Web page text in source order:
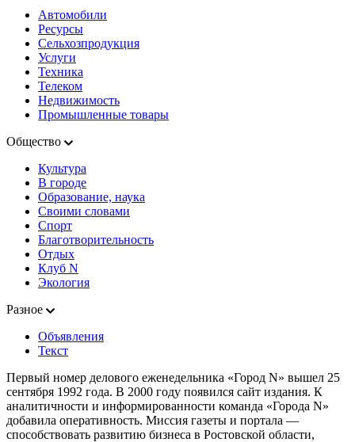
Автомобили
Ресурсы
Сельхозпродукция
Услуги
Техника
Телеком
Недвижимость
Промышленные товары
Общество
Культура
В городе
Образование, наука
Своими словами
Спорт
Благотворительность
Отдых
Клуб N
Экология
Разное
Объявления
Текст
Первый номер делового еженедельника «Город N» вышел 25
сентября 1992 года. В 2000 году появился сайт издания. К
аналитичности и информированности команда «Города N»
добавила оперативность. Миссия газеты и портала —
способствовать развитию бизнеса в Ростовской области,